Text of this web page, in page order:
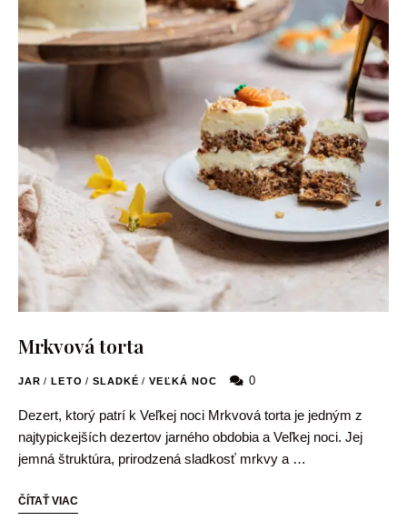
Mrkvová torta
JAR / LETO / SLADKÉ / VEĽKÁ NOC 0
Dezert, ktorý patrí k Veľkej noci Mrkvová torta je jedným z
najtypickejších dezertov jarného obdobia a Veľkej noci. Jej
jemná štruktúra, prirodzená sladkosť mrkvy a …
ČÍTAŤ VIAC